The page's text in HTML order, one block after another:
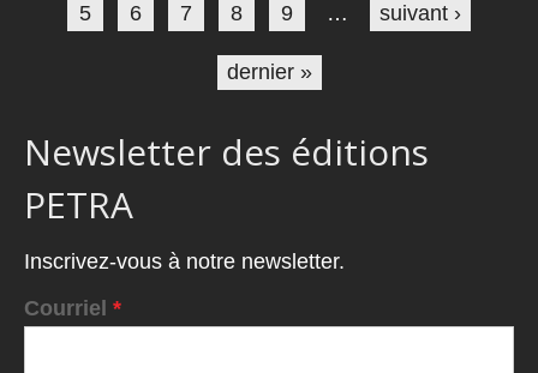
5 6 7 8 9 … suivant ›
dernier »
Newsletter des éditions
PETRA
Inscrivez-vous à notre newsletter.
Courriel *